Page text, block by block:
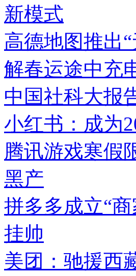
新模式
高德地图推出
解春运途中充
中国社科大报
小红书：成为
腾讯游戏寒假
黑产
拼多多成立“
挂帅
美团：驰援西